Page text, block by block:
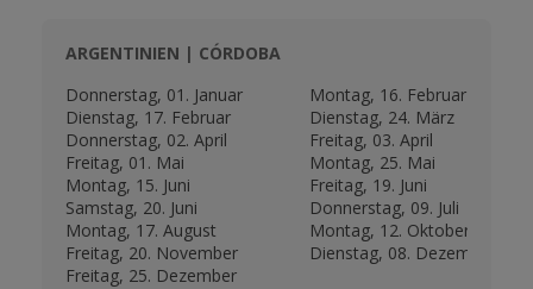
ARGENTINIEN | CÓRDOBA
Donnerstag, 01. Januar
Montag, 16. Februar
Dienstag, 17. Februar
Dienstag, 24. März
Donnerstag, 02. April
Freitag, 03. April
Freitag, 01. Mai
Montag, 25. Mai
Montag, 15. Juni
Freitag, 19. Juni
Samstag, 20. Juni
Donnerstag, 09. Juli
Montag, 17. August
Montag, 12. Oktober
Freitag, 20. November
Dienstag, 08. Dezember
Freitag, 25. Dezember